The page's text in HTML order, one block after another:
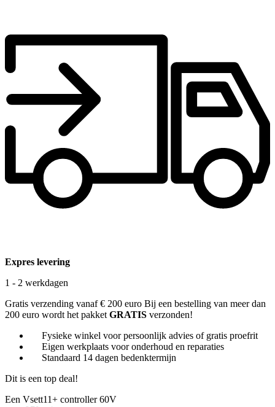
Expres levering
1 - 2 werkdagen
Gratis verzending vanaf € 200 euro Bij een bestelling van meer dan
200 euro wordt het pakket GRATIS verzonden!
Fysieke winkel voor persoonlijk advies of gratis proefrit
Eigen werkplaats voor onderhoud en reparaties
Standaard 14 dagen bedenktermijn
Dit is een top deal!
Een Vsett11+ controller 60V